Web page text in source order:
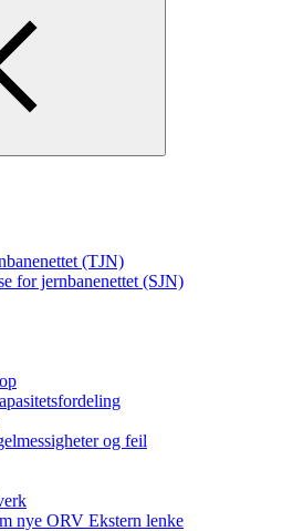
(TJN)
for jernbanenettet (SJN)
og feil
nye ORV Ekstern lenke